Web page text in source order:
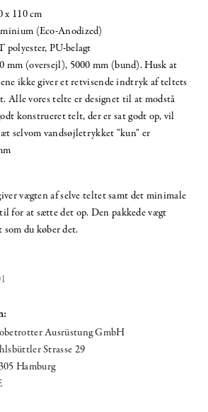
x 110 cm
(Eco-Anodized)
polyester, PU-belagt
mm (oversejl), 5000 mm (bund). Husk at
ikke giver et retvisende indtryk af teltets
Alle vores telte er designet til at modstå
konstrueret telt, der er sat godt op, vil
selvom vandsøjletrykket "kun" er
vægten af selve teltet samt det minimale
for at sætte det op. Den pakkede vægt
du køber det.
Ausrüstung GmbH
Strasse 29
Hamburg